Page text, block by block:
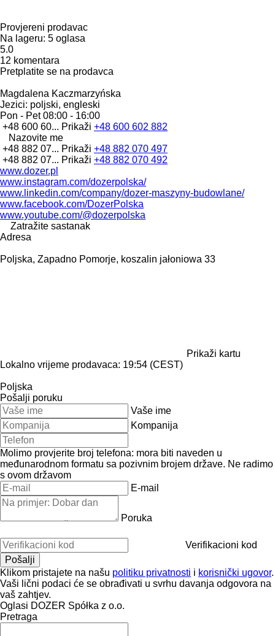
Provjereni prodavac
Na lageru: 5 oglasa
5.0
12 komentara
Pretplatite se na prodavca
Magdalena Kaczmarzyńska
Jezici: poljski, engleski
Pon - Pet08:00 - 16:00
+48 600 60... Prikaži +48 600 602 882
Nazovite me
+48 882 07... Prikaži +48 882 070 497
+48 882 07... Prikaži +48 882 070 492
www.dozer.pl
www.instagram.com/dozerpolska/
www.linkedin.com/company/dozer-maszyny-budowlane/
www.facebook.com/DozerPolska
www.youtube.com/@dozerpolska
Zatražite sastanak
Adresa
Poljska, Zapadno Pomorje, koszalin jałoniowa 33
Prikaži kartu
Lokalno vrijeme prodavaca: 19:54 (CEST)
Poljska
Pošalji poruku
Vaše ime
Kompanija
Molimo provjerite broj telefona: mora biti naveden u
međunarodnom formatu sa pozivnim brojem države. Ne radimo
s ovom državom
E-mail
Poruka
Verifikacioni kod
Klikom pristajete na našu politiku privatnosti i korisnički ugovor.
Vaši lični podaci će se obrađivati ​​u svrhu davanja odgovora na
vaš zahtjev.
Oglasi DOZER Spółka z o.o.
Pretraga